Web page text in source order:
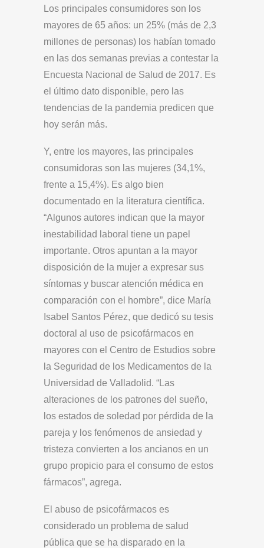
Los principales consumidores son los
mayores de 65 años: un 25% (más de 2,3
millones de personas) los habían tomado
en las dos semanas previas a contestar la
Encuesta Nacional de Salud de 2017. Es
el último dato disponible, pero las
tendencias de la pandemia predicen que
hoy serán más.
Y, entre los mayores, las principales
consumidoras son las mujeres (34,1%,
frente a 15,4%). Es algo bien
documentado en la literatura científica.
“Algunos autores indican que la mayor
inestabilidad laboral tiene un papel
importante. Otros apuntan a la mayor
disposición de la mujer a expresar sus
síntomas y buscar atención médica en
comparación con el hombre”, dice María
Isabel Santos Pérez, que dedicó su tesis
doctoral al uso de psicofármacos en
mayores con el Centro de Estudios sobre
la Seguridad de los Medicamentos de la
Universidad de Valladolid. “Las
alteraciones de los patrones del sueño,
los estados de soledad por pérdida de la
pareja y los fenómenos de ansiedad y
tristeza convierten a los ancianos en un
grupo propicio para el consumo de estos
fármacos”, agrega.
El abuso de psicofármacos es
considerado un problema de salud
pública que se ha disparado en la